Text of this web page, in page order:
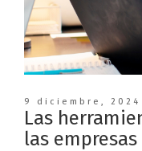
9 diciembre, 2024
Las
las empresas